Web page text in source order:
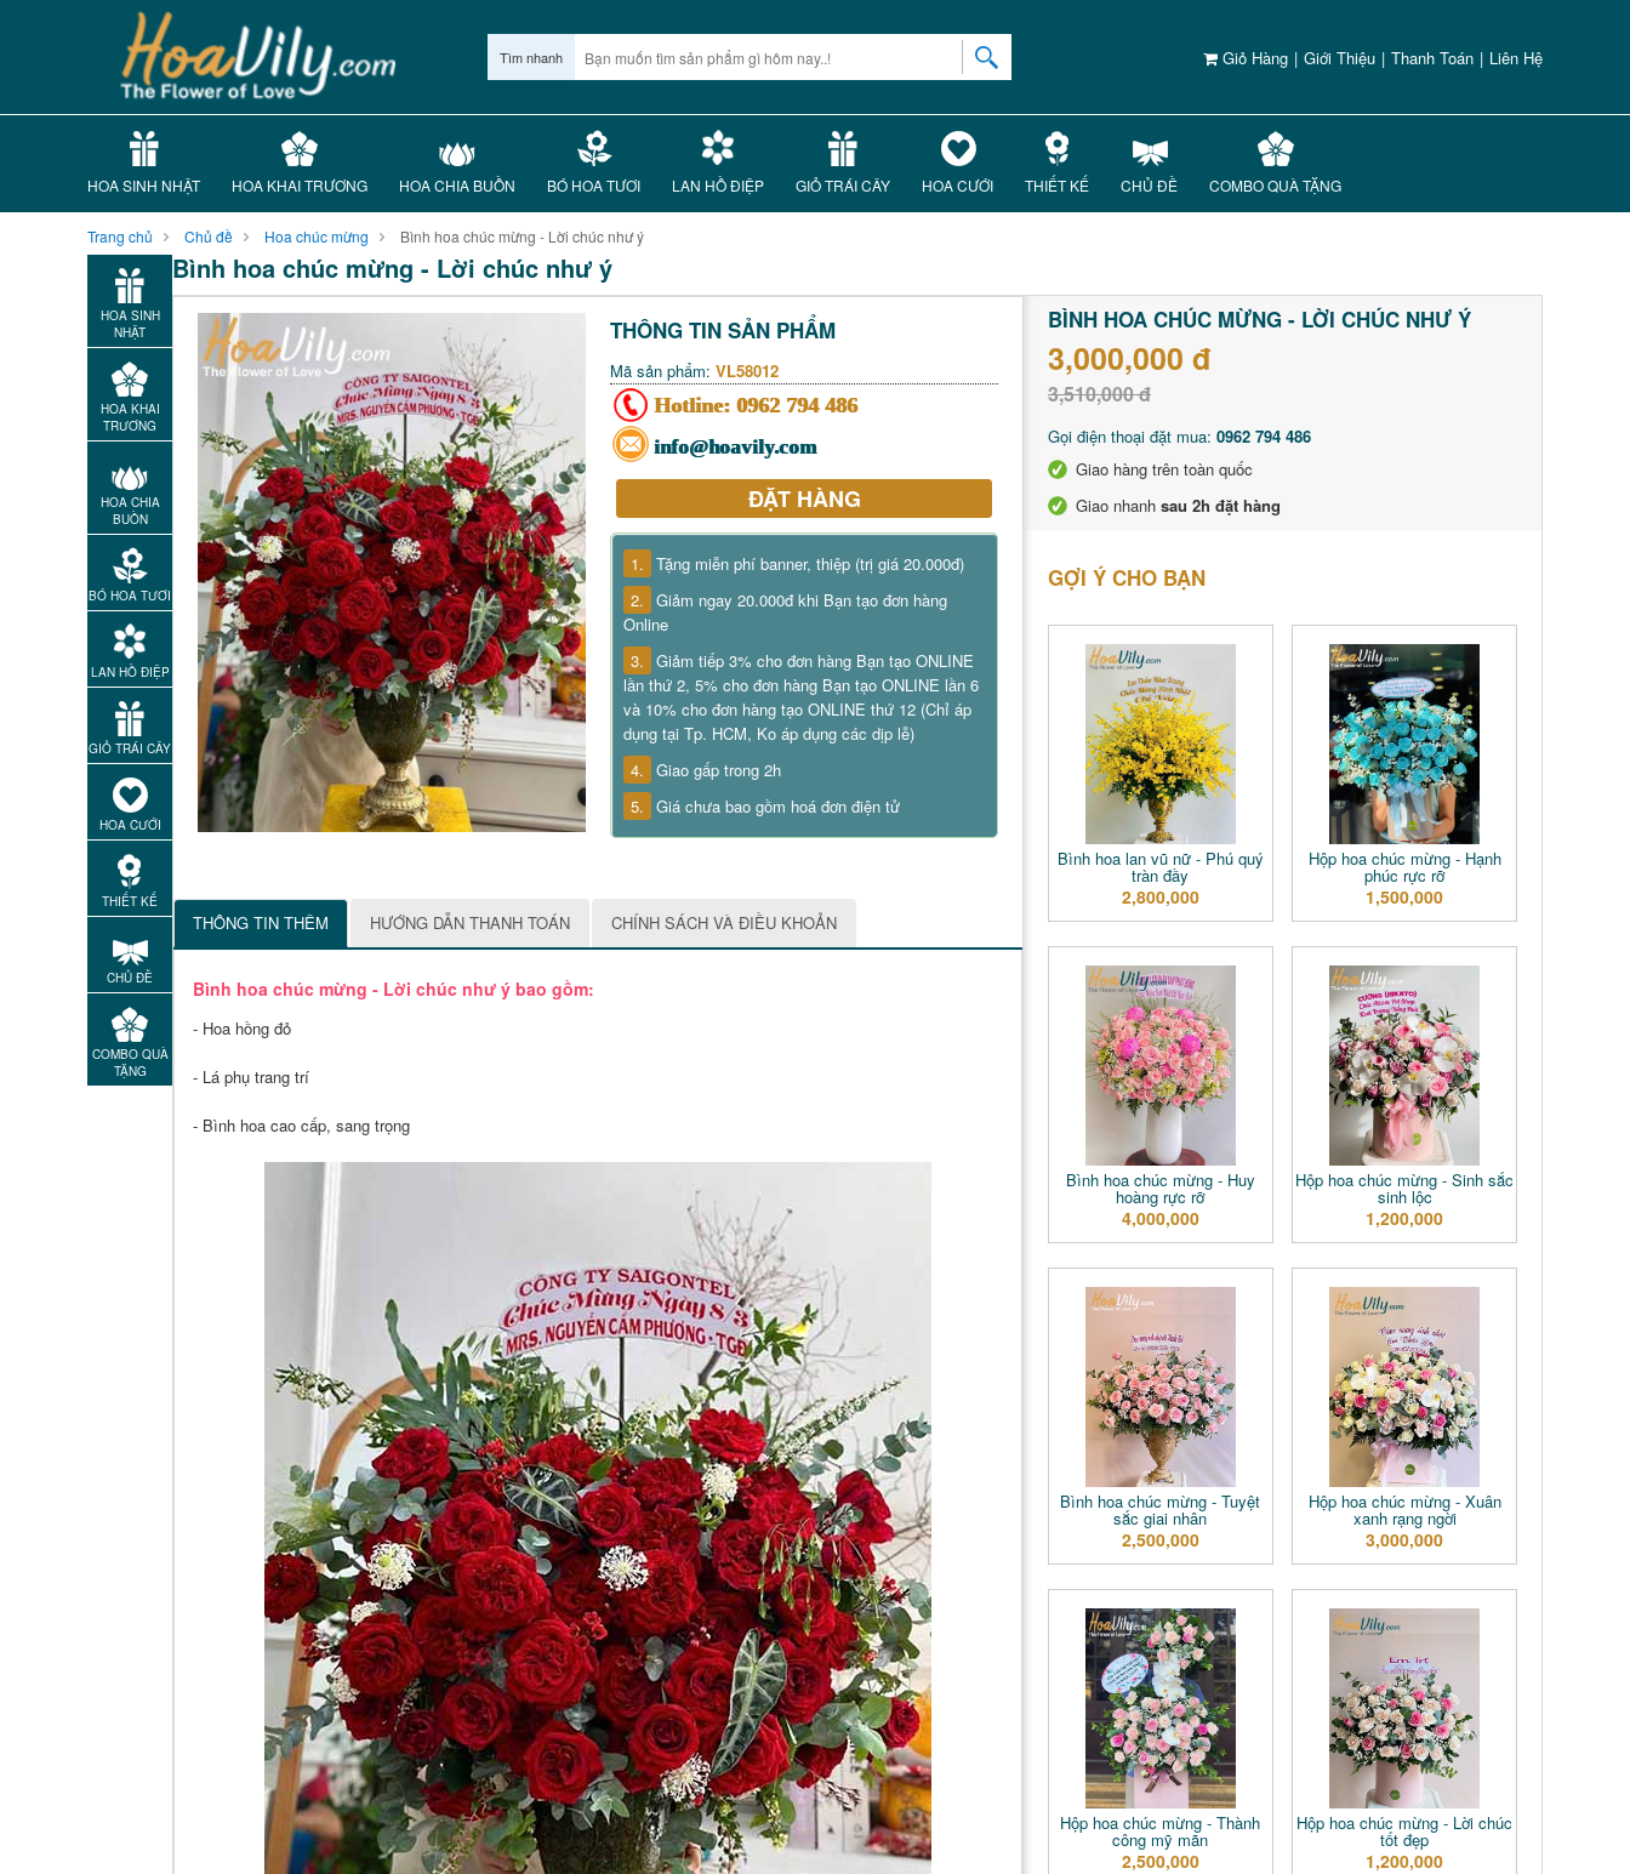
Giỏ Hàng | Giới Thiệu | Thanh Toán | Liên Hệ
Tìm nhanh
HOA SINH NHẬT HOA KHAI TRƯƠNG HOA CHIA BUỒN BÓ HOA TƯƠI LAN HỒ ĐIỆP GIỎ TRÁI CÂY HOA CƯỚI THIẾT KẾ CHỦ ĐỀ COMBO QUÀ TẶNG
Trang chủ Chủ đề Hoa chúc mừng Bình hoa chúc mừng - Lời chúc như ý
HOA SINH
NHẬT
HOA KHAI
TRƯƠNG
HOA CHIA
BUỒN
BÓ HOA TƯƠI
LAN HỒ ĐIỆP
GIỎ TRÁI CÂY
HOA CƯỚI
THIẾT KẾ
CHỦ ĐỀ
COMBO QUÀ
TẶNG
Bình hoa chúc mừng - Lời chúc như ý
THÔNG TIN SẢN PHẨM
Mã sản phẩm: VL58012
Hotline: 0962 794 486
info@hoavily.com
ĐẶT HÀNG
1. Tặng miễn phí banner, thiệp (trị giá 20.000đ)
2. Giảm ngay 20.000đ khi Bạn tạo đơn hàng
Online
3. Giảm tiếp 3% cho đơn hàng Bạn tạo ONLINE
lần thứ 2, 5% cho đơn hàng Bạn tạo ONLINE lần 6
và 10% cho đơn hàng tạo ONLINE thứ 12 (Chỉ áp
dụng tại Tp. HCM, Ko áp dụng các dịp lễ)
4. Giao gấp trong 2h
5. Giá chưa bao gồm hoá đơn điện tử
THÔNG TIN THÊM HƯỚNG DẪN THANH TOÁN CHÍNH SÁCH VÀ ĐIỀU KHOẢN
Bình hoa chúc mừng - Lời chúc như ý bao gồm:
- Hoa hồng đỏ
- Lá phụ trang trí
- Bình hoa cao cấp, sang trọng
BÌNH HOA CHÚC MỪNG - LỜI CHÚC NHƯ Ý
3,000,000 đ
3,510,000 đ
Gọi điện thoại đặt mua: 0962 794 486
Giao hàng trên toàn quốc
Giao nhanh sau 2h đặt hàng
GỢI Ý CHO BẠN
Bình hoa lan vũ nữ - Phú quý
tràn đầy
2,800,000
Hộp hoa chúc mừng - Hạnh
phúc rực rỡ
1,500,000
Bình hoa chúc mừng - Huy
hoàng rực rỡ
4,000,000
Hộp hoa chúc mừng - Sinh sắc
sinh lộc
1,200,000
Bình hoa chúc mừng - Tuyệt
sắc giai nhân
2,500,000
Hộp hoa chúc mừng - Xuân
xanh rạng ngời
3,000,000
Hộp hoa chúc mừng - Thành
công mỹ mãn
2,500,000
Hộp hoa chúc mừng - Lời chúc
tốt đẹp
1,200,000